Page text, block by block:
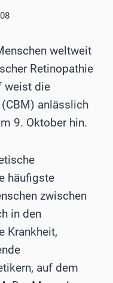
weltweit
Retinopathie
weist die
anlässlich
9. Oktober hin.
häufigste
zwischen
in den
Krankheit,
auf dem